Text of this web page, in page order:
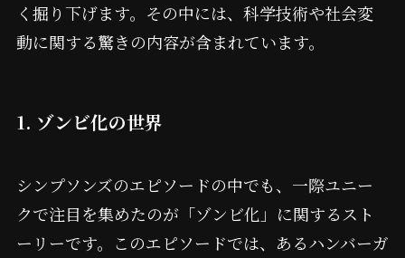
く掘り下げます。その中には、科学技術や社会変
動に関する驚きの内容が含まれています。
1. ゾンビ化の世界
シンプソンズのエピソードの中でも、一際ユニー
クで注目を集めたのが「ゾンビ化」に関するスト
ーリーです。このエピソードでは、あるハンバーガ